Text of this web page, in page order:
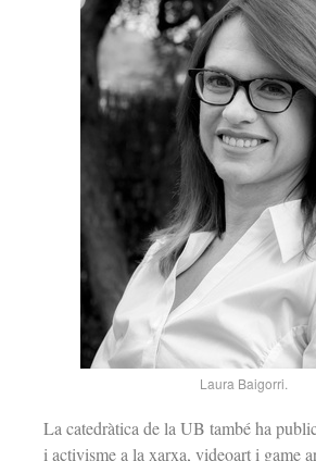
Laura Baigorri.
La catedràtica de la UB també ha
i activisme a la xarxa, videoart i game